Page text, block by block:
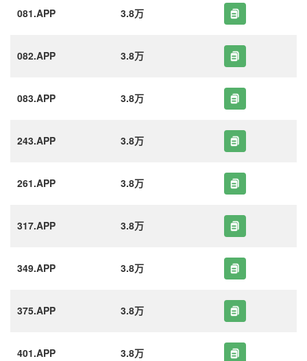
081.APP 3.8万
082.APP 3.8万
083.APP 3.8万
243.APP 3.8万
261.APP 3.8万
317.APP 3.8万
349.APP 3.8万
375.APP 3.8万
401.APP 3.8万